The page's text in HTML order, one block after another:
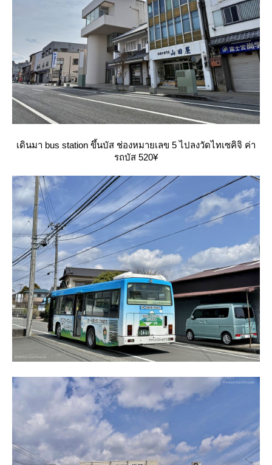
เดินมา bus station ขึ้นบัส ช่องหมายเลข 5 ไปลงวัดไทเซคิจิ ค่า
รถบัส 520¥